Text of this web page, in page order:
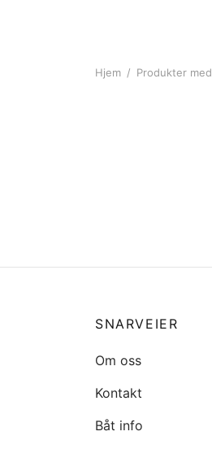
Hjem / Produkter
Legg i handlekurv
SNARVEIER
Om oss
Kontakt
Båt info